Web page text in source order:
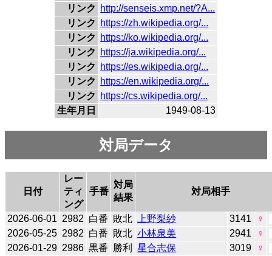
リンク
http://senseis.xmp.net/?A...
リンク
https://zh.wikipedia.org/...
リンク
https://ko.wikipedia.org/...
リンク
https://ja.wikipedia.org/...
リンク
https://es.wikipedia.org/...
リンク
https://en.wikipedia.org/...
リンク
https://cs.wikipedia.org/...
生年月日
1949-08-13
対局データ
日付
レー
ティ
ング
手番
対局
結果
対局相手
2026-06-01 2982 白番 敗北 上野梨紗 3141
♀
2026-05-25 2982 白番 敗北 小林泉美 2941
♀
2026-01-29 2986 黒番 勝利 星合志保 3019
♀